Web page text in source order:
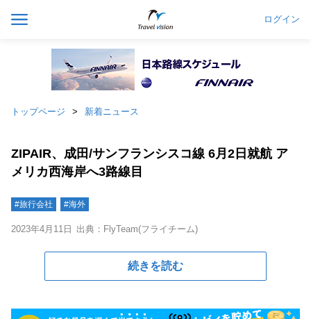
ログイン
トップページ 新着ニュース
ZIPAIR、成田/サンフランシスコ線 6月2日就航 ア
メリカ西海岸へ3路線目
#旅行会社 #海外
2023年4月11日 出典：FlyTeam(フライチーム)
続きを読む